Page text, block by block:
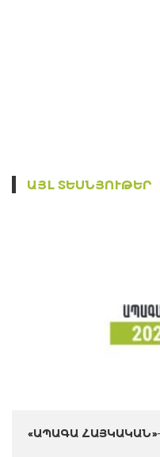
ԱՅԼ ՏԵՍՆՅՈՒԹԵՐ
«ԱՊԱԳԱ